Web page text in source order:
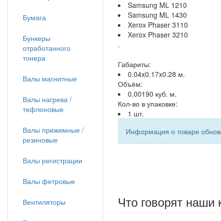
Samsung ML 1210
Samsung ML 1430
Xerox Phaser 3110
Xerox Phaser 3210
.
Габариты:
0.04x0.17x0.28 м.
Объём:
0.00190 куб. м.
Кол-во в упаковке:
1 шт.
Информация о товаре
Что говорят наши
Бумага
Бункеры
отработанного
тонера
Валы магнитные
Валы нагрева /
тефлоновые
Валы прижимные /
резиновые
Валы регистрации
Валы фетровые
Вентиляторы